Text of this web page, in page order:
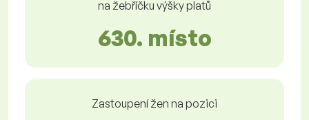
na žebříčku výšky platů
630. místo
Zastoupení žen na pozici